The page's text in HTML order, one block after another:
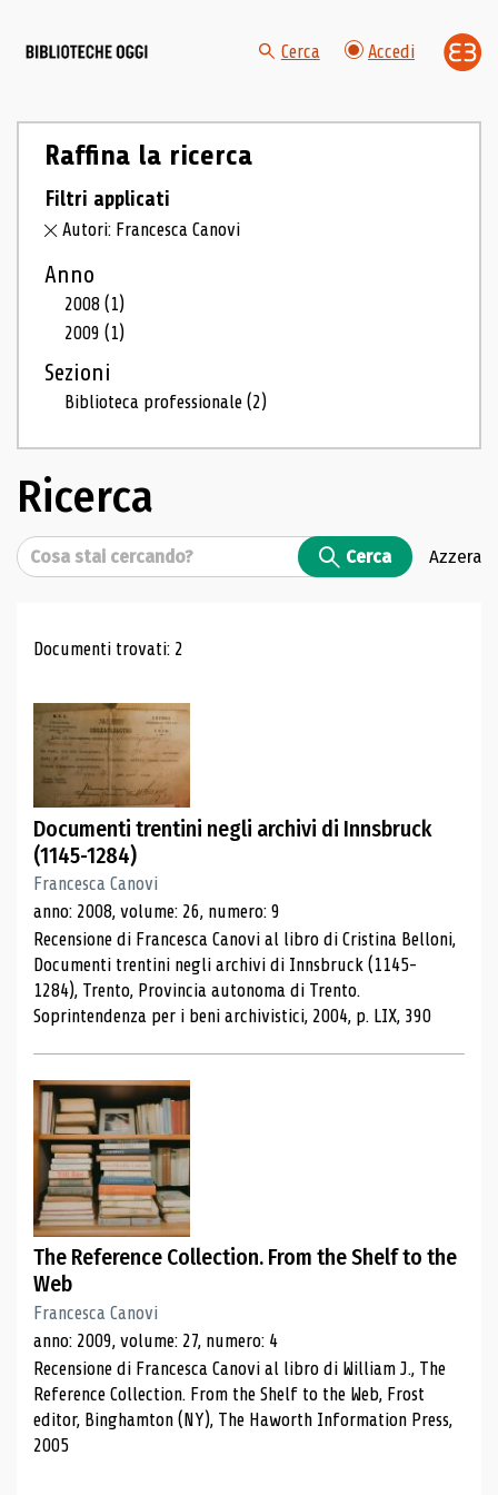
Cerca Accedi
Raffina la ricerca
Filtri applicati
Autori: Francesca Canovi
Anno
2008(1)
2009(1)
Sezioni
Biblioteca professionale(2)
Ricerca
Cerca Cerca Azzera
Risultati di ricerca
Documenti trovati: 2
Documenti trentini negli archivi di Innsbruck
(1145-1284)
Francesca Canovi
anno: 2008, volume: 26, numero: 9
Recensione di Francesca Canovi al libro di Cristina Belloni,
Documenti trentini negli archivi di Innsbruck (1145-
1284), Trento, Provincia autonoma di Trento.
Soprintendenza per i beni archivistici, 2004, p. LIX, 390
The Reference Collection. From the Shelf to the
Web
Francesca Canovi
anno: 2009, volume: 27, numero: 4
Recensione di Francesca Canovi al libro di William J., The
Reference Collection. From the Shelf to the Web, Frost
editor, Binghamton (NY), The Haworth Information Press,
2005